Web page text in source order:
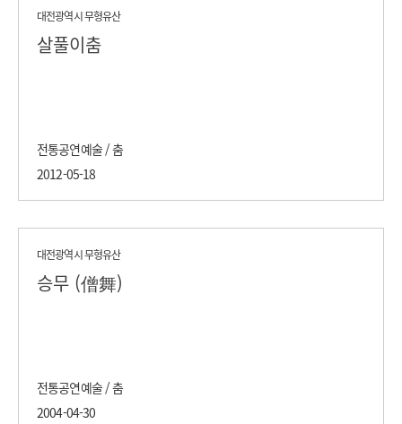
대전광역시 무형유산
살풀이춤
전통공연예술 / 춤
2012-05-18
대전광역시 무형유산
승무 (僧舞)
전통공연예술 / 춤
2004-04-30